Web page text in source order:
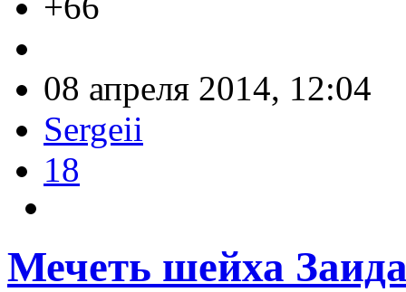
08 апреля 2014, 12:04
Sergeii
18
Мечеть шейха